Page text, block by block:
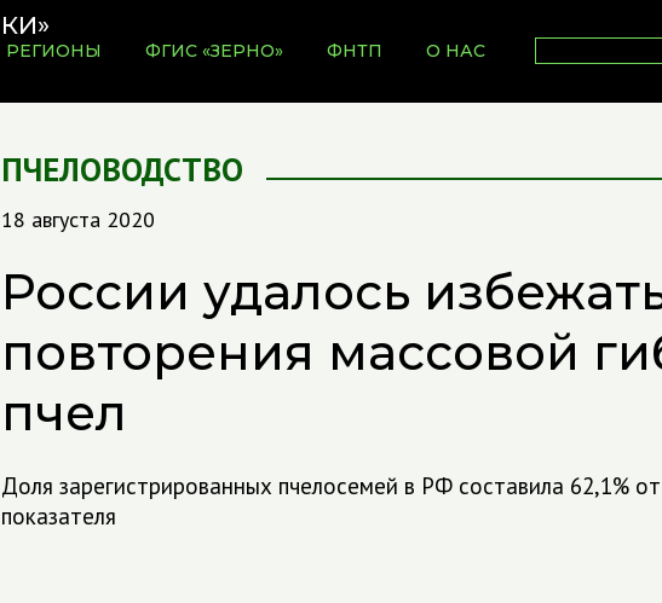
РЕГИОНЫ ФГИС «ЗЕРНО» ФНТП О НАС
ПЧЕЛОВОДСТВО
18 августа 2020
России удалось
повторения массовой
пчел
Доля зарегистрированных пчелосемей в РФ составила 62,1%
показателя